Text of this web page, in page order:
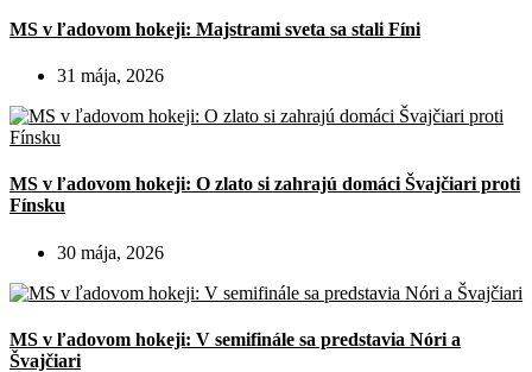
MS v ľadovom hokeji: Majstrami sveta sa stali Fíni
31 mája, 2026
MS v ľadovom hokeji: O zlato si zahrajú domáci Švajčiari proti
Fínsku
30 mája, 2026
MS v ľadovom hokeji: V semifinále sa predstavia Nóri a
Švajčiari